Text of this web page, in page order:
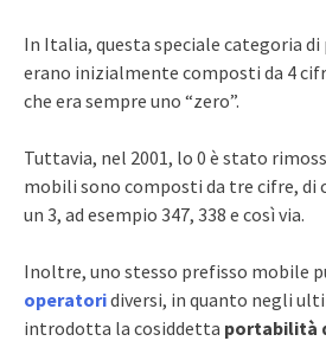
In Italia, questa speciale categoria
erano inizialmente composti da 4
che era sempre uno “zero”.
Tuttavia, nel 2001, lo 0 è stato
mobili sono composti da tre cifre, di
un 3, ad esempio 347, 338 e così via.
Inoltre, uno stesso prefisso mobile
operatoridiversi, in quanto negli
introdotta la cosiddetta portabilità